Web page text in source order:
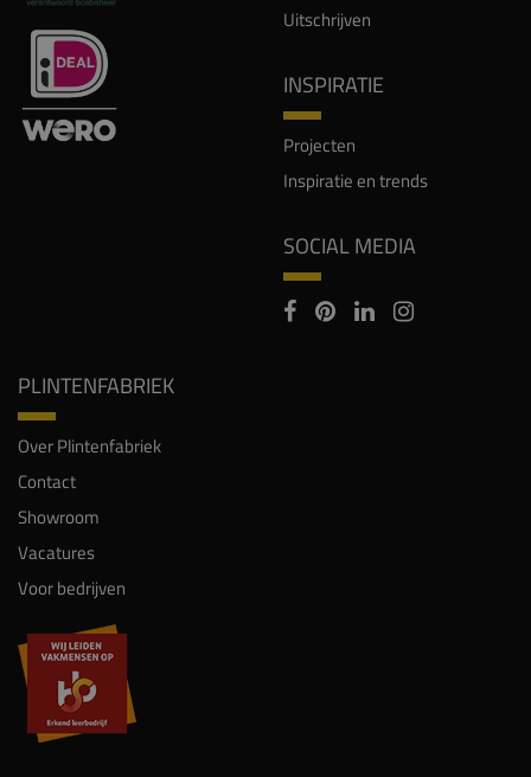
Uitschrijven
INSPIRATIE
Projecten
Inspiratie en trends
SOCIAL MEDIA
PLINTENFABRIEK
Over Plintenfabriek
Contact
Showroom
Vacatures
Voor bedrijven